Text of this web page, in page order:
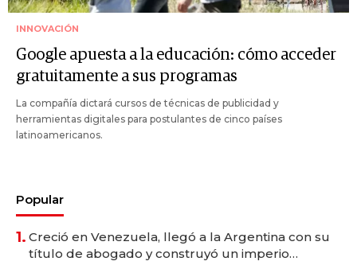
INNOVACIÓN
Google apuesta a la educación: cómo acceder
gratuitamente a sus programas
La compañía dictará cursos de técnicas de publicidad y
herramientas digitales para postulantes de cinco países
latinoamericanos.
Popular
1. Creció en Venezuela, llegó a la Argentina con su
título de abogado y construyó un imperio